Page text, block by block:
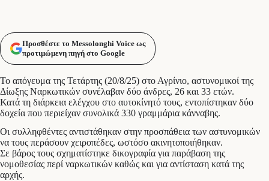
Προσθέστε το Messolonghi Voice ως
προτιμώμενη πηγή στο Google
Το απόγευμα της Τετάρτης (20/8/25) στο Αγρίνιο, αστυνομικοί της
Δίωξης Ναρκωτικών συνέλαβαν δύο άνδρες, 26 και 33 ετών.
Κατά τη διάρκεια ελέγχου στο αυτοκίνητό τους, εντοπίστηκαν δύο
δοχεία που περιείχαν συνολικά 330 γραμμάρια κάνναβης.
Οι συλληφθέντες αντιστάθηκαν στην προσπάθεια των αστυνομικών
να τους περάσουν χειροπέδες, ωστόσο ακινητοποιήθηκαν.
Σε βάρος τους σχηματίστηκε δικογραφία για παράβαση της
νομοθεσίας περί ναρκωτικών καθώς και για αντίσταση κατά της
αρχής.